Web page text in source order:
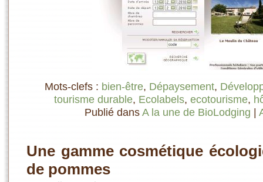
Mots-clefs : bien-être, Dépaysement,
tourisme durable, Ecolabels, ecotourisme,
Publié dansA la une de BioLodging |
Une gamme cosmétique
de pommes